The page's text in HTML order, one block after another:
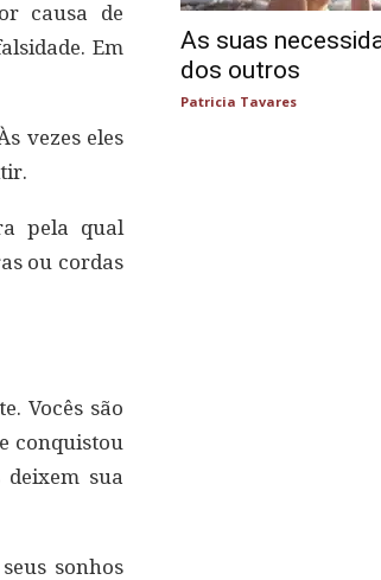
causa de
Em
vezes eles
pela qual
ou cordas
Vocês são
conquistou
sua
sonhos
As suas
dos outros
Patricia Tavares